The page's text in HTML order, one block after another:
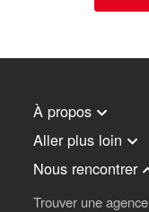
À propos
Aller plus loin
Nous rencontrer
Trouver une agence